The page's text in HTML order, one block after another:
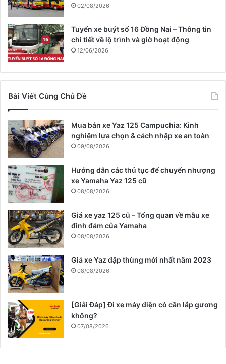
02/08/2026
Tuyến xe buýt số 16 Đồng Nai – Thông tin
chi tiết về lộ trình và giờ hoạt động
12/06/2026
Bài Viết Cùng Chủ Đề
Mua bán xe Yaz 125 Campuchia: Kinh
nghiệm lựa chọn & cách nhập xe an toàn
09/08/2026
Hướng dẫn các thủ tục để chuyển nhượng
xe Yamaha Yaz 125 cũ
08/08/2026
Giá xe yaz 125 cũ – Tổng quan về mẫu xe
đình đám của Yamaha
08/08/2026
Giá xe Yaz đập thùng mới nhất năm 2023
08/08/2026
[Giải Đáp] Đi xe máy điện có cần lắp gương
không?
07/08/2026